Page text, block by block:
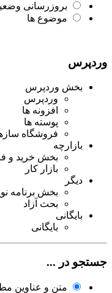
بروزرسانی
موضوع ها
وردپرس
بخش وردپرس
وردپرس
افزونه ها
پوسته ها
فروشگاه
بازارچه
بخش خرید و
بازار کار
دیگر
بخش برنامه
بحث آزاد
بایگانی
بایگانی
جستجو در ...
متن و عناوین